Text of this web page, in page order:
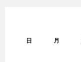
日 月